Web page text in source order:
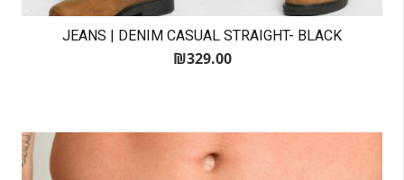
JEANS | DENIM CASUAL STRAIGHT- BLACK
₪329.00